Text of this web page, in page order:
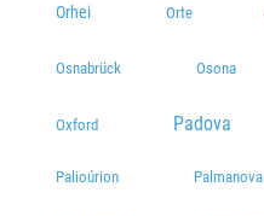
Orhei Orte
Osnabrück Osona
Oxford Padova
Palioúrion Palmanova